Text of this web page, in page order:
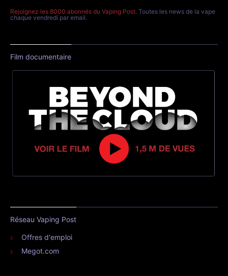
Rejoignez les 8000 abonnés du Vaping Post. Toutes les news de la vape
chaque vendredi par email.
Film documentaire
Réseau Vaping Post
Offres d'emploi
Megot.com